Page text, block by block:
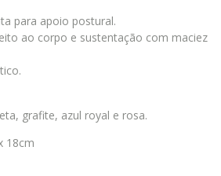
para apoio postural.
ao corpo e sustentação com maciez
grafite, azul royal e rosa.
18cm